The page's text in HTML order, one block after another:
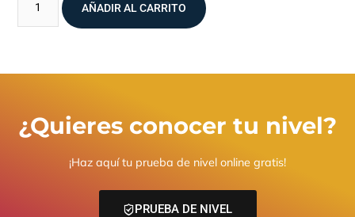
AÑADIR AL CARRITO
¿Quieres conocer tu nivel?
¡Haz aquí tu prueba de nivel online gratis!
PRUEBA DE NIVEL